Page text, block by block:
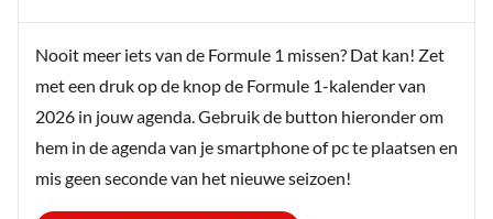
Nooit meer iets van de Formule 1 missen? Dat kan! Zet
met een druk op de knop de Formule 1-kalender van
2026 in jouw agenda. Gebruik de button hieronder om
hem in de agenda van je smartphone of pc te plaatsen en
mis geen seconde van het nieuwe seizoen!